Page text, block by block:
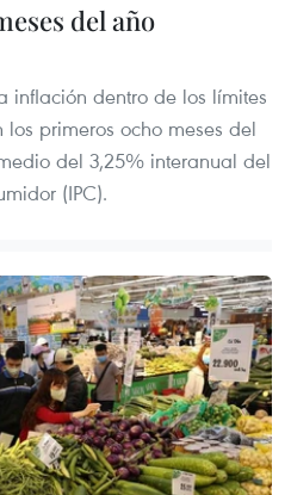
del año
inflación dentro de los límites
primeros ocho meses del
del 3,25% interanual del
(IPC).